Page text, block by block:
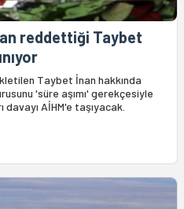
reddettiği Taybet
Taybet İnan hakkında
'süre aşımı' gerekçesiyle
AİHM'e taşıyacak.